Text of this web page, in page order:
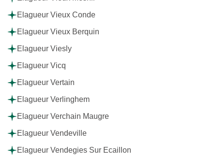
Elagueur Vieux Conde
Elagueur Vieux Berquin
Elagueur Viesly
Elagueur Vicq
Elagueur Vertain
Elagueur Verlinghem
Elagueur Verchain Maugre
Elagueur Vendeville
Elagueur Vendegies Sur Ecaillon